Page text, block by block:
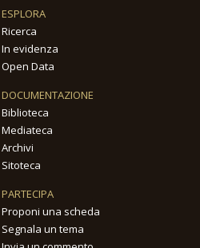
ESPLORA
Ricerca
In evidenza
Open Data
DOCUMENTAZIONE
Biblioteca
Mediateca
Archivi
Sitoteca
PARTECIPA
Proponi una scheda
Segnala un tema